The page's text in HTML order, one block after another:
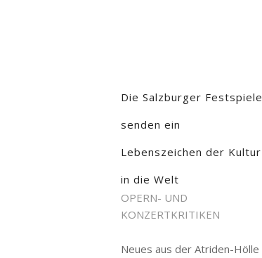
Die Salzburger Festspiele
senden ein
Lebenszeichen der Kultur
in die Welt
OPERN- UND
KONZERTKRITIKEN
Neues aus der Atriden-Hölle